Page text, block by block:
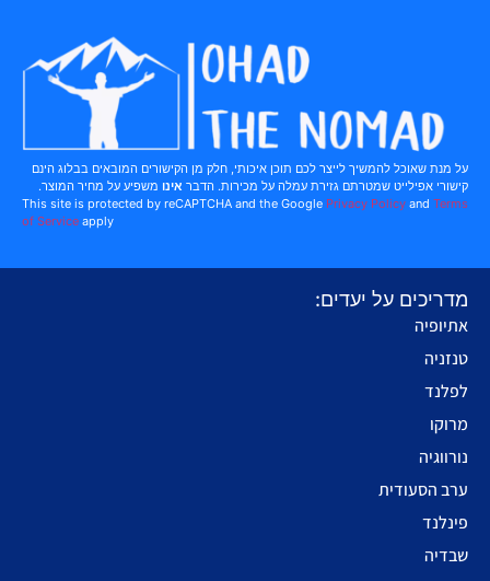
על מנת שאוכל להמשיך לייצר לכם תוכן איכותי, חלק מן הקישורים המובאים בבלוג הינם
קישורי אפילייט שמטרתם גזירת עמלה על מכירות. הדבר אינו משפיע על מחיר המוצר.
This site is protected by reCAPTCHA and the Google Privacy Policy and Terms
of Service apply
מדריכים על יעדים:
אתיופיה
טנזניה
לפלנד
מרוקו
נורווגיה
ערב הסעודית
פינלנד
שבדיה